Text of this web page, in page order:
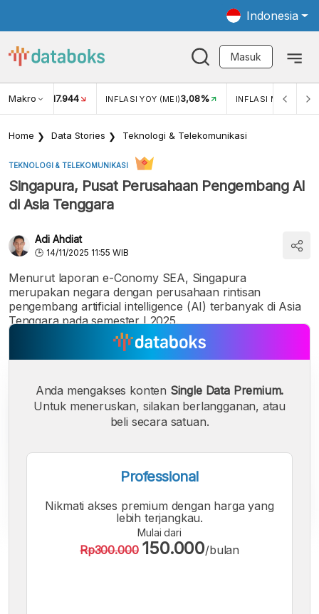
Indonesia
Masuk
Makro
USD/IDR 17.944 INFLASI YOY (MEI)3,08% INFLASI MOM (MEI)
Home Data Stories Teknologi & Telekomunikasi
TEKNOLOGI & TELEKOMUNIKASI
Singapura, Pusat Perusahaan Pengembang AI
di Asia Tenggara
Adi Ahdiat
14/11/2025 11:55 WIB
Menurut laporan e-Conomy SEA, Singapura
merupakan negara dengan perusahaan rintisan
pengembang artificial intelligence (AI) terbanyak di Asia
Tenggara pada semester I 2025.
A A A
Anda mengakses konten Single Data Premium.
Untuk meneruskan, silakan berlangganan, atau
beli secara satuan.
Professional
Nikmati akses premium dengan harga yang
lebih terjangkau.
Mulai dari
Rp300.000 150.000/bulan